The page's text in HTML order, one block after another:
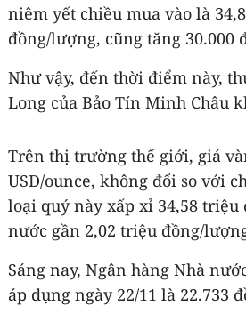
niêm yết chiều mua vào là
đồng/lượng, cũng tăng 30.000
Như vậy, đến thời điểm này,
Long của Bảo Tín Minh Châu
Trên thị trường thế giới, giá
USD/ounce, không đổi so với
loại quý này xấp xỉ 34,58 triệu
nước gần 2,02 triệu đồng/
Sáng nay, Ngân hàng Nhà
áp dụng ngày 22/11 là 22.733